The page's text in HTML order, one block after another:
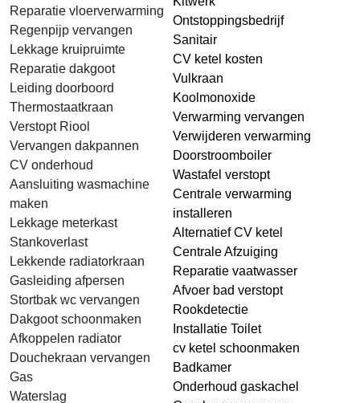
Reparatie vloerverwarming
Regenpijp vervangen
Lekkage kruipruimte
Reparatie dakgoot
Leiding doorboord
Thermostaatkraan
Verstopt Riool
Vervangen dakpannen
CV onderhoud
Aansluiting wasmachine
maken
Lekkage meterkast
Stankoverlast
Lekkende radiatorkraan
Gasleiding afpersen
Stortbak wc vervangen
Dakgoot schoonmaken
Afkoppelen radiator
Douchekraan vervangen
Gas
Waterslag
Ontstoppingsbedrijf
Sanitair
CV ketel kosten
Vulkraan
Koolmonoxide
Verwarming vervangen
Verwijderen verwarming
Doorstroomboiler
Wastafel verstopt
Centrale verwarming
installeren
Alternatief CV ketel
Centrale Afzuiging
Reparatie vaatwasser
Afvoer bad verstopt
Rookdetectie
Installatie Toilet
cv ketel schoonmaken
Badkamer
Onderhoud gaskachel